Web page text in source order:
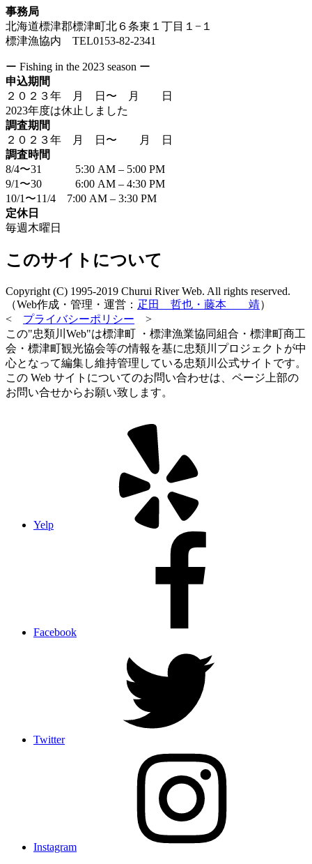
事務局
北海道標津郡標津町北６条東１丁目１−１
標津漁協内 TEL0153-82-2341
ー Fishing in the 2023 season ー
申込期間
２０２３年 月 日〜 月 日
2023年度は休止しました
調査期間
２０２３年 月 日〜 月 日
調査時間
8/4〜31 5:30 AM – 5:00 PM
9/1〜30 6:00 AM – 4:30 PM
10/1〜11/4 7:00 AM – 3:30 PM
定休日
毎週木曜日
このサイトについて
Copyright (C) 1995-2019 Churui River Web. All rights reserved.
（Web作成・管理・運営： 疋田 哲也・藤本 靖）
< プライバシーポリシー >
この"忠類川Web"は標津町 ・標津漁業協同組合・標津町商工
会・標津町観光協会等の情報を基に忠類川プロジェクトが中
心となって編集し維持管理している忠類川公式サイトです。
この Web サイトについてのお問い合わせは、ページ上部の
お問い合せからお願い致します。
Yelp
Facebook
Twitter
Instagram